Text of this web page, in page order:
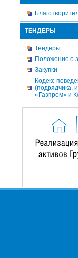
ТЕНДЕРЫ
Тендеры
Положение о
Закупки
Кодекс
(подрядчика,
«Газпром» и